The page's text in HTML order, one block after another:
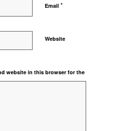
Email *
Website
website in this browser for the